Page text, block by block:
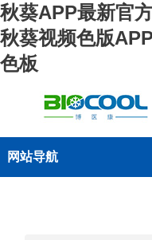
秋葵APP最新官
秋葵视频色版
色板
网站导航